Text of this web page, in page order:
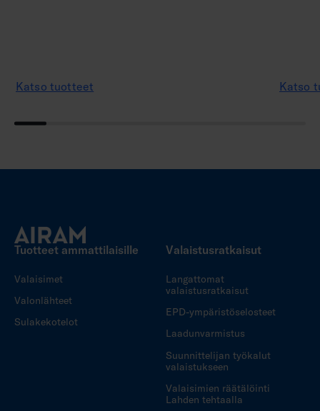
Katso tuotteet Katso
Tuotteet ammattilaisille
Valaisimet
Valonlähteet
Sulakekotelot
Valaistusratkaisut
Langattomat
valaistusratkaisut
EPD-ympäristöselosteet
Laadunvarmistus
Suunnittelijan työkalut
valaistukseen
Valaisimien räätälöinti
Lahden tehtaalla